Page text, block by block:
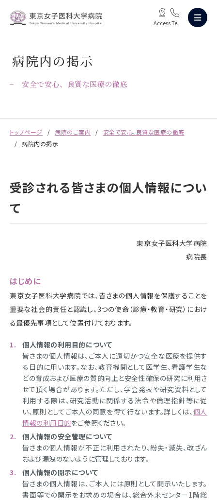
AccessTel
病院内の掲示
安全で安心、良質な医療の徹底
トップページ 病院のご案内
安全で安心、良質な医療の徹底
病院内の掲示
受診される皆さまの個人情報につい
て
東京女子医科大学病院
病院長
はじめに
東京女子医科大学病院では、皆さまの個人情報を保護することを
重要な社会的責任と認識し、3つの使命（診療・教育・研究）におけ
る最優先事項として位置付けております。
個人情報の利用目的について
皆さまの個人情報は、ご本人に適切かつ安全な医療を提供す
る目的に用います。なお、教育機関として医学生、看護学生な
どの育成および医療の質的向上と安全性確保の研究に利用さ
せて頂く場合があります。ただし、学会発表や研究資料として
利用する際は、研究活動に関係する法令や倫理指針等に従
い、原則としてご本人の同意を得て行ないます。詳しくは、個人
情報の利用目的をご参照ください。
個人情報の安全管理について
皆さまの個人情報が不正に利用されたり、紛失・滅失、改ざん
および漏洩のないように管理しております。
個人情報の開示について
皆さまの個人情報は、ご本人には原則として開示いたします。
書面等での開示をお求めの場合は、総合外来センター1階総